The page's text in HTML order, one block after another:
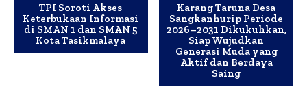
TPI Soroti Akses
Keterbukaan Informasi
di SMAN 1 dan SMAN 5
Kota Tasikmalaya
Karang Taruna Desa
Sangkanhurip Periode
2026–2031 Dikukuhkan,
Siap Wujudkan
Generasi Muda yang
Aktif dan Berdaya
Saing